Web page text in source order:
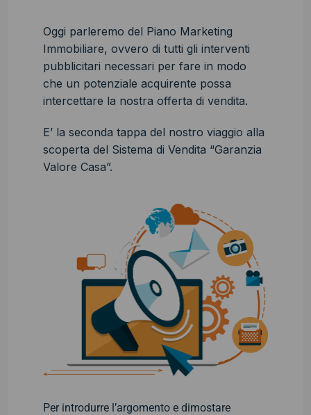
Oggi parleremo del Piano Marketing
Immobiliare, ovvero di tutti gli interventi
pubblicitari necessari per fare in modo
che un potenziale acquirente possa
intercettare la nostra offerta di vendita.
E’ la seconda tappa del nostro viaggio alla
scoperta del Sistema di Vendita “Garanzia
Valore Casa”.
Per introdurre l’argomento e dimostare